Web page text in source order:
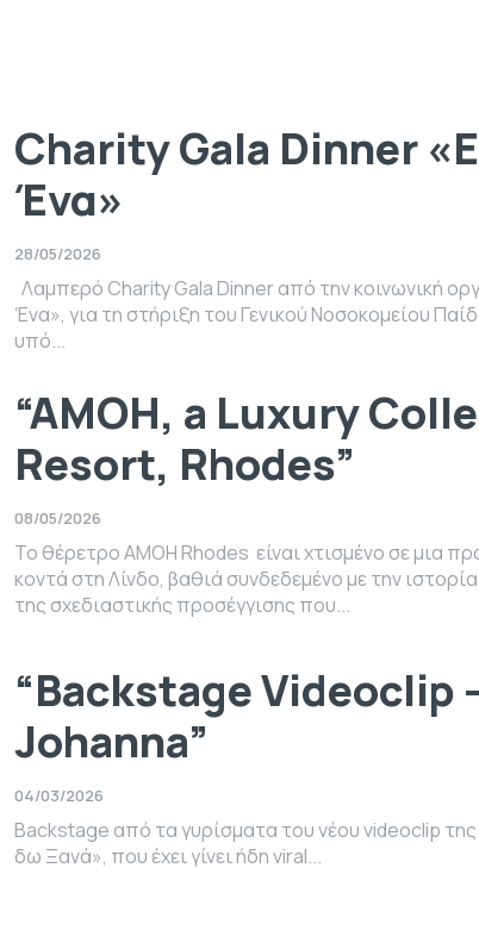
Charity Gala Dinner
Ένα»
28/05/2026
Λαμπερό Charity Gala Dinner από την κοινωνική
Ένα», για τη στήριξη του Γενικού Νοσοκομείου
υπό...
“AMOH, a Luxury
Resort, Rhodes”
08/05/2026
Το θέρετρο AMOH Rhodes είναι χτισμένο σε μια
κοντά στη Λίνδο, βαθιά συνδεδεμένο με την
της σχεδιαστικής προσέγγισης που...
“Backstage Videoclip
Johanna”
04/03/2026
Backstage από τα γυρίσματα του νέου videoclip
δω Ξανά», που έχει γίνει ήδη viral...